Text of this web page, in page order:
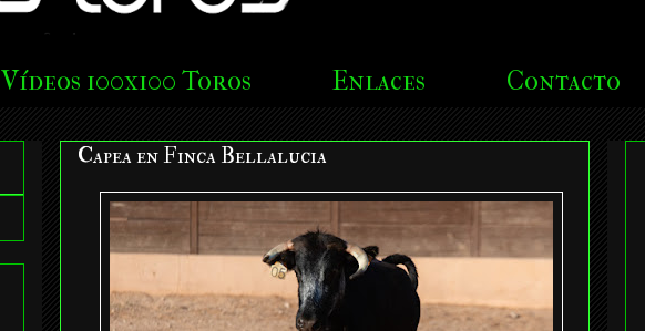
Vídeos 100x100 Toros Enlaces Contacto
Capea en Finca Bellalucia